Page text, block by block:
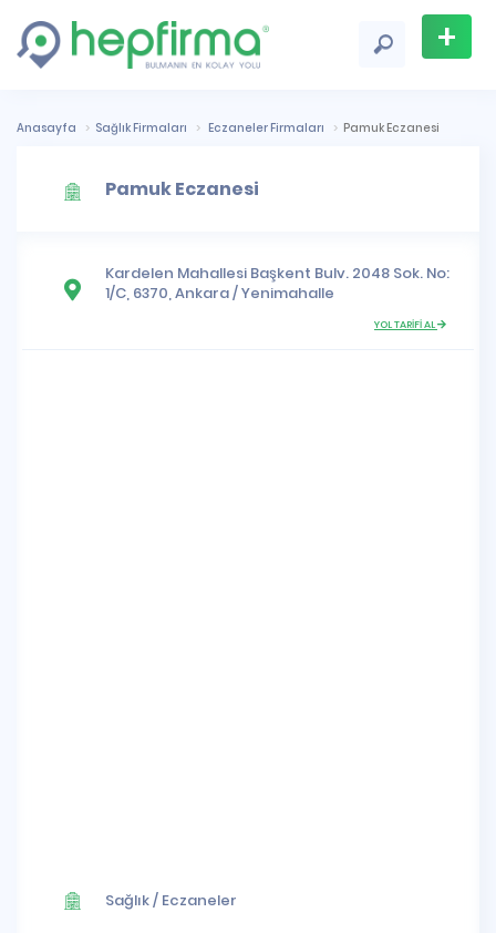
+
Ekle
Anasayfa Sağlık Firmaları Eczaneler Firmaları Pamuk Eczanesi
Pamuk Eczanesi
Kardelen Mahallesi Başkent Bulv. 2048 Sok. No:
1/C, 6370,Ankara/Yenimahalle
YOL TARİFİ AL
Sağlık/ Eczaneler